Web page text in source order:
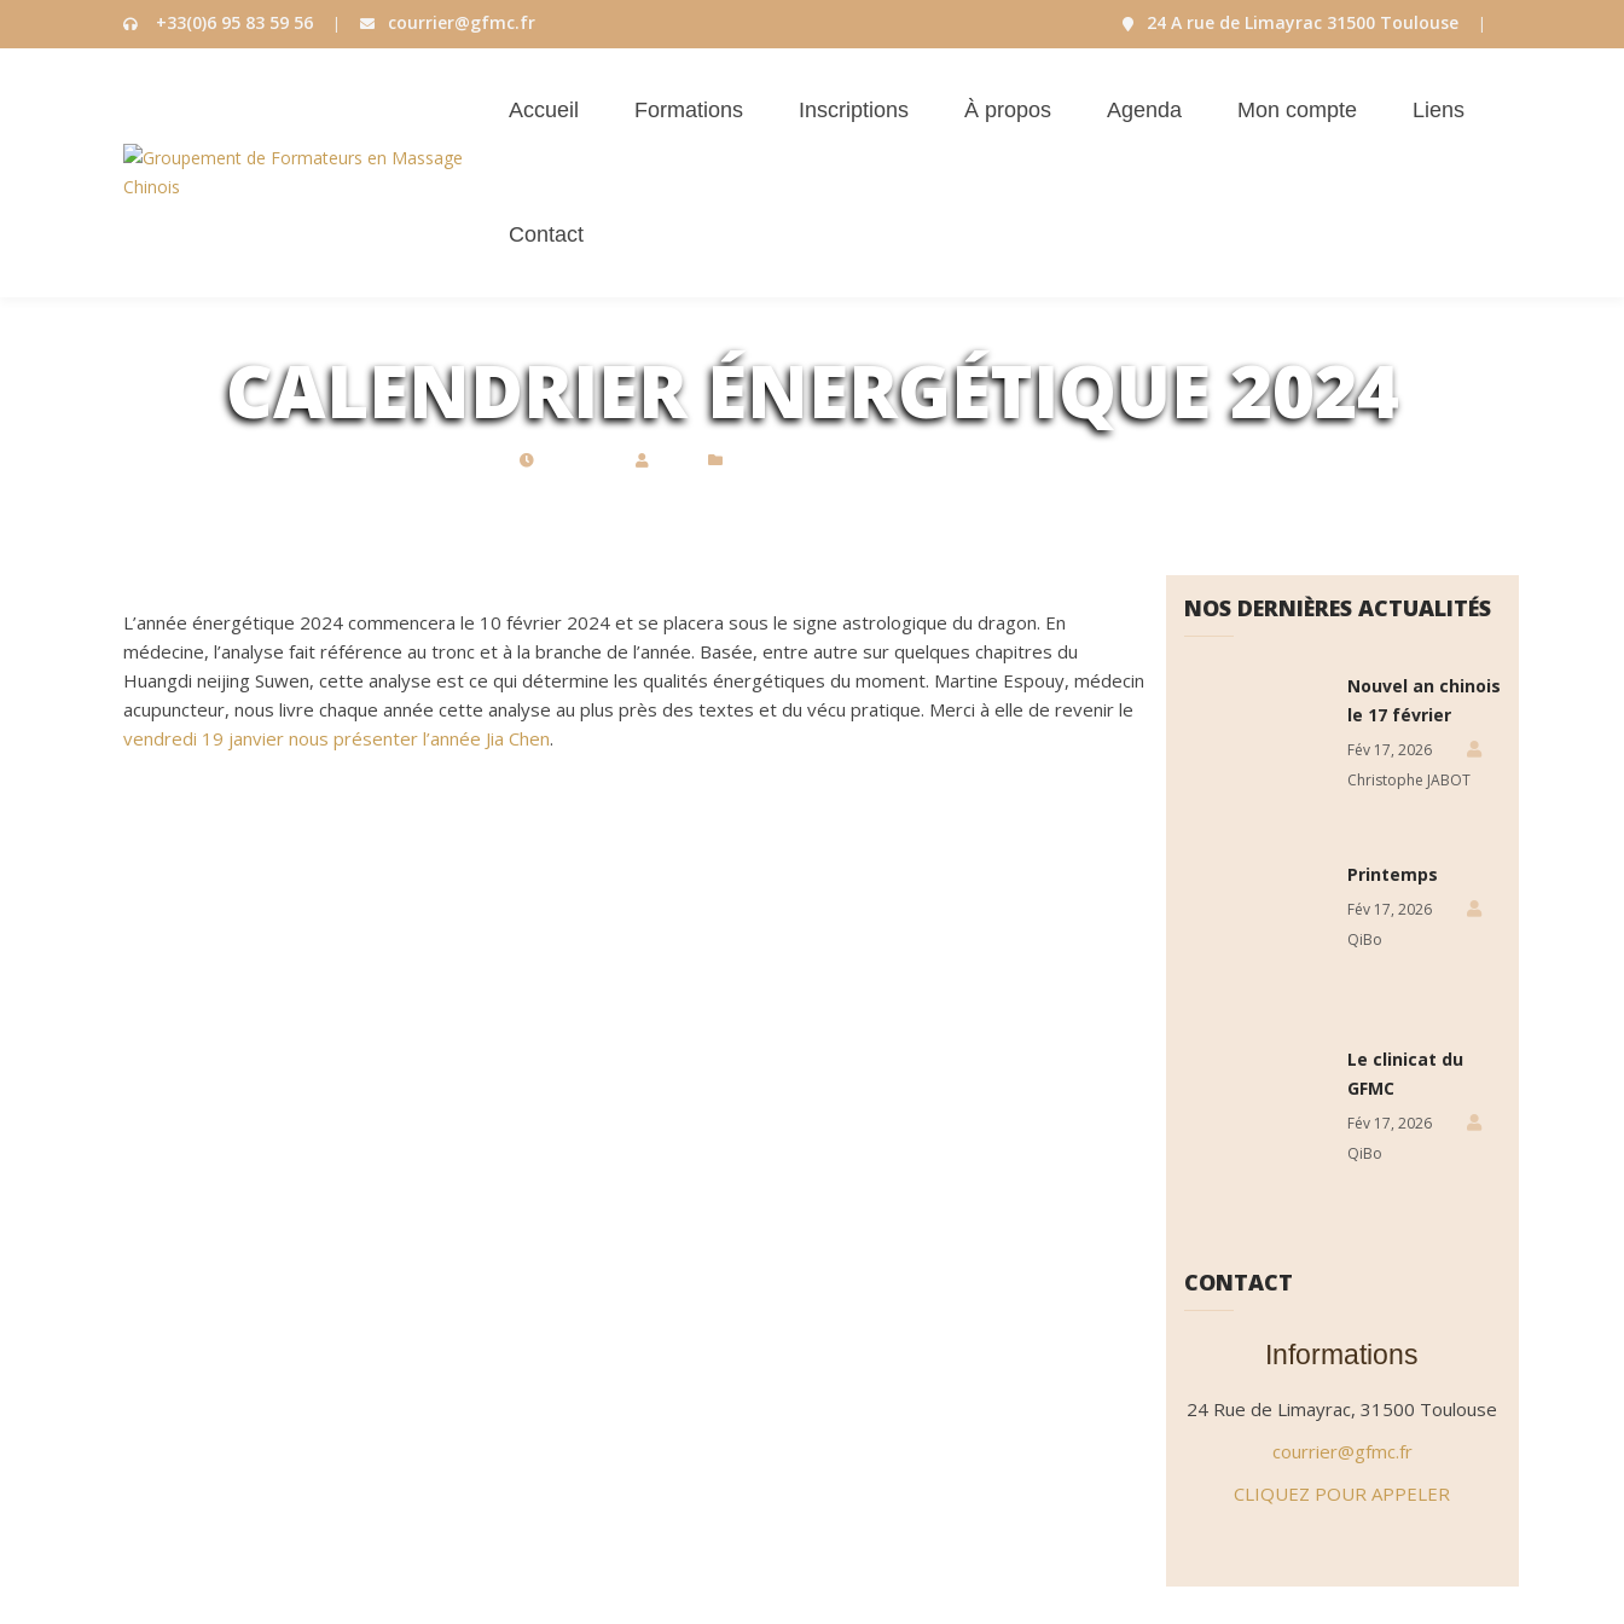
+33(0)6 95 83 59 56 | courrier@gfmc.fr 24 A rue de Limayrac 31500 Toulouse |
Accueil Formations Inscriptions À propos Agenda Mon compte Liens
Contact
CALENDRIER ÉNERGÉTIQUE 2024
L’année énergétique 2024 commencera le 10 février 2024 et se placera sous le signe astrologique du dragon. En
médecine, l’analyse fait référence au tronc et à la branche de l’année. Basée, entre autre sur quelques chapitres du
Huangdi neijing Suwen, cette analyse est ce qui détermine les qualités énergétiques du moment. Martine Espouy, médecin
acupuncteur, nous livre chaque année cette analyse au plus près des textes et du vécu pratique. Merci à elle de revenir le
vendredi 19 janvier nous présenter l’année Jia Chen.
NOS DERNIÈRES ACTUALITÉS
Nouvel an chinois
le 17 février
Fév 17, 2026
Christophe JABOT
Printemps
Fév 17, 2026
QiBo
Le clinicat du
GFMC
Fév 17, 2026
QiBo
CONTACT
Informations
24 Rue de Limayrac, 31500 Toulouse
courrier@gfmc.fr
CLIQUEZ POUR APPELER